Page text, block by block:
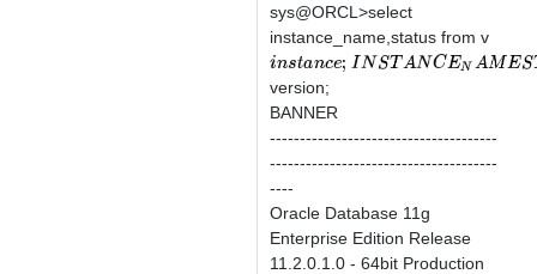
sys@ORCL>select
instance_name,status from v
instance;INSTAN CENAMESTATUS
version;
BANNER
--------------------------------------
--------------------------------------
----
Oracle Database 11g
Enterprise Edition Release
11.2.0.1.0 - 64bit Production